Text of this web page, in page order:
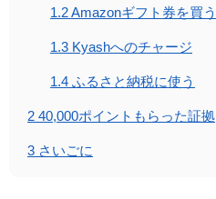
1.2Amazonギフト券を買う
1.3 Kyashへのチャージ
1.4 ふるさと納税に使う
2 40,000ポイントもらった証拠
3 さいごに